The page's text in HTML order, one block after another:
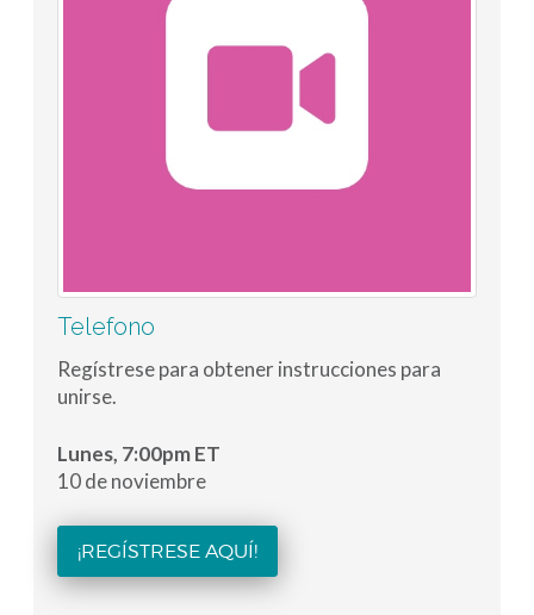
Telefono
Regístrese para obtener instrucciones para
unirse.
Lunes, 7:00pm ET
10 de noviembre
¡REGÍSTRESE AQUÍ!